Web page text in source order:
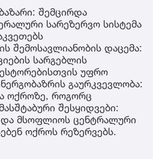
შემცირდა
სარეზერვო სისტემა
შემოსავლიანობის დაცემა:
სარგებლის
უფრო
გაურკვევლობა:
ოქროზე, როგორც
შესყიდვები:
და მსოფლიოს ცენტრალური
ოქროს რეზერვებს.